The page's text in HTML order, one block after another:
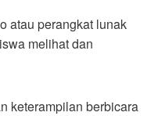
atau perangkat lunak
melihat dan
keterampilan berbicara